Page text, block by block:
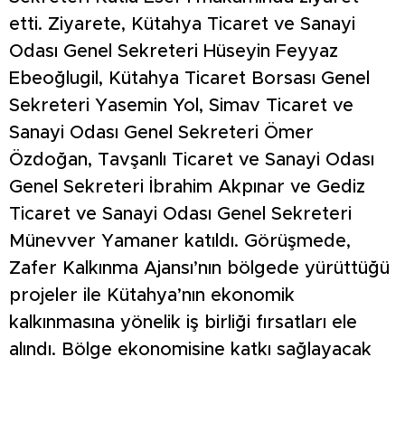
etti. Ziyarete, Kütahya Ticaret ve Sanayi
Odası Genel Sekreteri Hüseyin Feyyaz
Ebeoğlugil, Kütahya Ticaret Borsası Genel
Sekreteri Yasemin Yol, Simav Ticaret ve
Sanayi Odası Genel Sekreteri Ömer
Özdoğan, Tavşanlı Ticaret ve Sanayi Odası
Genel Sekreteri İbrahim Akpınar ve Gediz
Ticaret ve Sanayi Odası Genel Sekreteri
Münevver Yamaner katıldı. Görüşmede,
Zafer Kalkınma Ajansı’nın bölgede yürüttüğü
projeler ile Kütahya’nın ekonomik
kalkınmasına yönelik iş birliği fırsatları ele
alındı. Bölge ekonomisine katkı sağlayacak